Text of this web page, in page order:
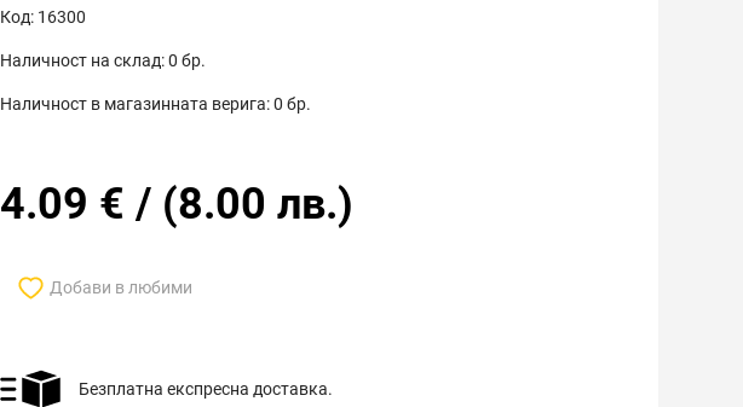
Код: 16300
Наличност на склад:0 бр.
Наличност в магазинната верига:0 бр.
4.09 € / (8.00 лв.)
Добави в любими
Безплатна експресна доставка.